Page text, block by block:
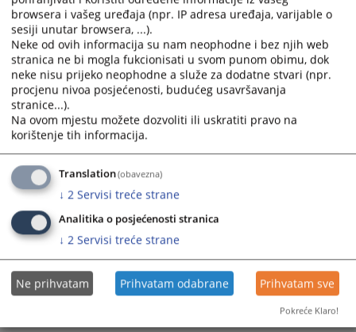
Prateći dokumenti
Rasprave 06 - 12 04 2026
132 PREGLEDA
browsera i vašeg uređaja (npr. IP adresa uređaja, varijable o
sesiji unutar browsera, ...).
Neke od ovih informacija su nam neophodne i bez njih web
stranica ne bi mogla fukcionisati u svom punom obimu, dok
neke nisu prijeko neophodne a služe za dodatne stvari (npr.
procjenu nivoa posjećenosti, budućeg usavršavanja
stranice...).
Na ovom mjestu možete dozvoliti ili uskratiti pravo na
korištenje tih informacija.
Translation(obavezna)
↓ 2 Servisi treće strane
Analitika o posjećenosti stranica
↓ 2 Servisi treće strane
Ne prihvatam Prihvatam odabrane Prihvatam sve
Pokreće Klaro!